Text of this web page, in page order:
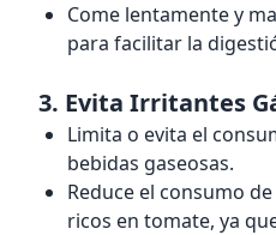
Come lentamente y
para facilitar la
3. Evita Irritantes
Limita o evita el
bebidas gaseosas.
Reduce el consumo
ricos en tomate, ya